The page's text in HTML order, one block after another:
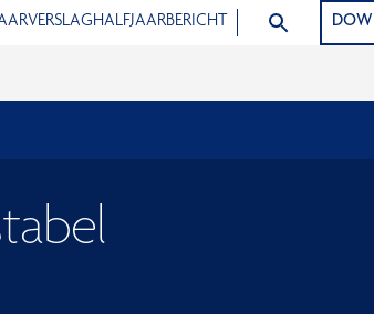
THIS WILL RELOAD THE PAGE.
HALFJAARBERICHT ZOEK